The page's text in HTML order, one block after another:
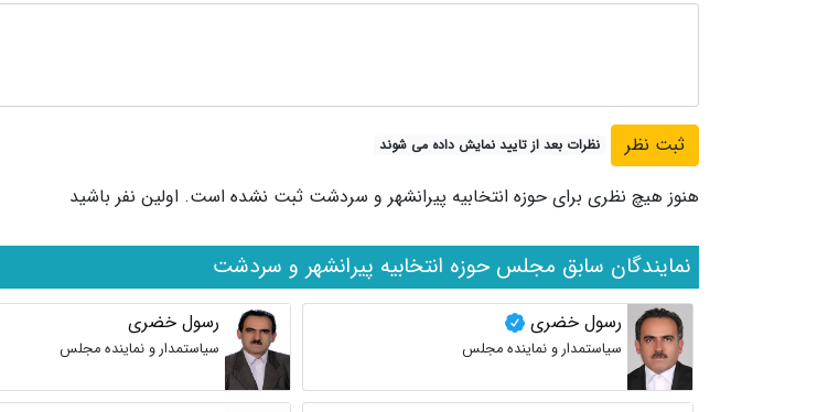
نظرات بعد از تایید نمایش داده می شوند
هنوز هیچ نظری برای حوزه انتخابیه پیرانشهر و سردشت ثبت نشده است. اولین نفر باشید
نمایندگان سابق مجلس حوزه انتخابیه پیرانشهر و سردشت
رسول خضری
سیاستمدار و نماینده مجلس
رسول خضری
سیاستمدار و نماینده مجلس